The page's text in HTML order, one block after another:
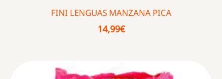
FINI LENGUAS MANZANA PICA
14,99€